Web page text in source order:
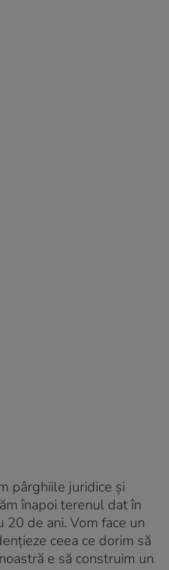
pârghiile juridice și
înapoi terenul dat în
20 de ani. Vom face un
ceea ce dorim să
e să construim un